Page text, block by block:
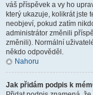
váš příspěvek a vy ho
který ukazuje, kolikrát jste
neobjeví, pokud zatím
administrátor změnili
změnili). Normální
někdo odpověděl.
Nahoru
Jak přidám podpis k